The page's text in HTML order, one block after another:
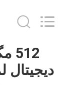
صفحه
اصلی
Technology